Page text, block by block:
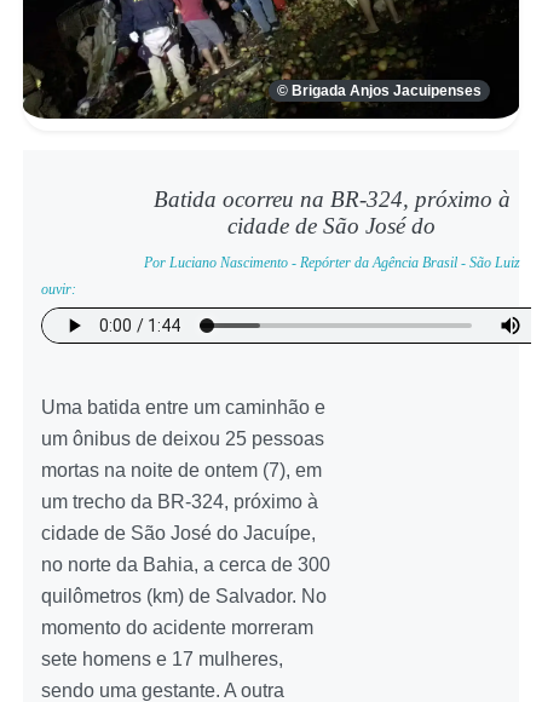
© Brigada Anjos Jacuipenses
Batida ocorreu na BR-324, próximo à
cidade de São José do
Por Luciano Nascimento - Repórter da Agência Brasil - São Luiz
ouvir:
Uma batida entre um caminhão e
um ônibus de deixou 25 pessoas
mortas na noite de ontem (7), em
um trecho da BR-324, próximo à
cidade de São José do Jacuípe,
no norte da Bahia, a cerca de 300
quilômetros (km) de Salvador. No
momento do acidente morreram
sete homens e 17 mulheres,
sendo uma gestante. A outra